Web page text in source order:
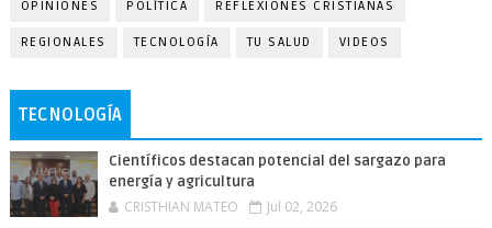
OPINIONES POLÍTICA REFLEXIONES CRISTIANAS
REGIONALES TECNOLOGÍA TU SALUD VIDEOS
TECNOLOGÍA
Científicos destacan potencial del sargazo para
energía y agricultura
CRISTHIAN MATEO Jul 02, 2026